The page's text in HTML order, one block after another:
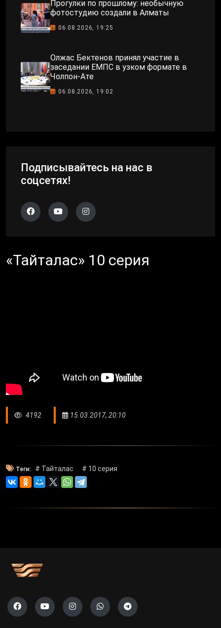
Прогулки по прошлому: необычную
фотостудию создали в Алматы
06.08.2026, 19:25
Олжас Бектенов принял участие в
заседании ЕМПС в узком формате в
Чолпон-Ате
06.08.2026, 19:02
Подписывайтесь на нас в
соцсетях!
«Тайталас» 10 серия
4192 15.03.2017, 20:10
Теги: # Тайталас # 10 серия